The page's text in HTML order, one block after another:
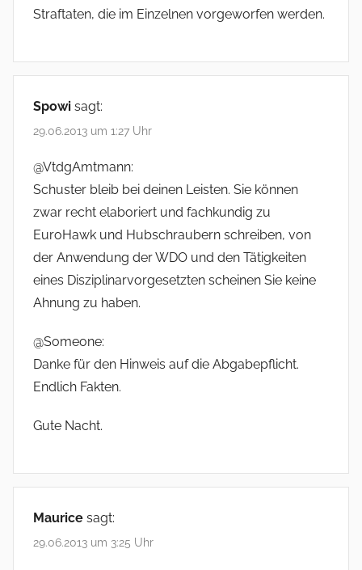
Straftaten, die im Einzelnen vorgeworfen werden.
Spowi sagt:
29.06.2013 um 1:27 Uhr
@VtdgAmtmann:
Schuster bleib bei deinen Leisten. Sie können
zwar recht elaboriert und fachkundig zu
EuroHawk und Hubschraubern schreiben, von
der Anwendung der WDO und den Tätigkeiten
eines Disziplinarvorgesetzten scheinen Sie keine
Ahnung zu haben.
@Someone:
Danke für den Hinweis auf die Abgabepflicht.
Endlich Fakten.
Gute Nacht.
Maurice sagt:
29.06.2013 um 3:25 Uhr